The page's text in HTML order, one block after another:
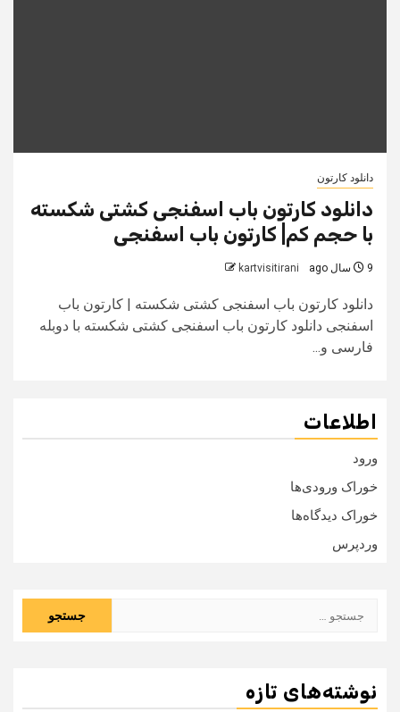
دانلود کارتون
دانلود کارتون باب اسفنجی کشتی شکسته
با حجم کم| کارتون باب اسفنجی
9 سال ago kartvisitirani
دانلود کارتون باب اسفنجی کشتی شکسته | کارتون باب
اسفنجی دانلود کارتون باب اسفنجی کشتی شکسته با دوبله
فارسی و...
اطلاعات
ورود
خوراک ورودی‌ها
خوراک دیدگاه‌ها
وردپرس
نوشته‌های تازه